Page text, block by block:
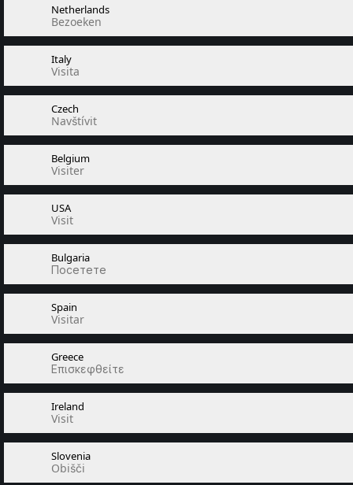
Netherlands
Bezoeken
Italy
Visita
Czech
Navštívit
Belgium
Visiter
USA
Visit
Bulgaria
Посетете
Spain
Visitar
Greece
Επισκεφθείτε
Ireland
Visit
Slovenia
Obišči